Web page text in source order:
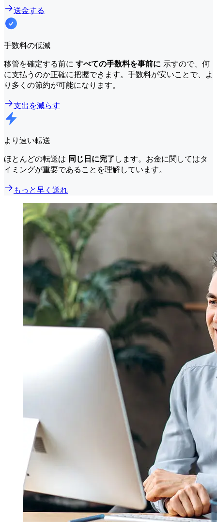
送金する
手数料の低減
移管を確定する前に すべての手数料を事前に 示すので、何
に支払うのか正確に把握できます。手数料が安いことで、よ
り多くの節約が可能になります。
支出を減らす
より速い転送
ほとんどの転送は 同じ日に完了 します。お金に関してはタ
イミングが重要であることを理解しています。
もっと早く送れ